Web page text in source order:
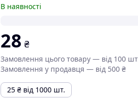
В наявності
28 ₴
Замовлення цього товару — від 100
Замовлення у продавця — від 500 ₴
25 ₴ від 1000 шт.